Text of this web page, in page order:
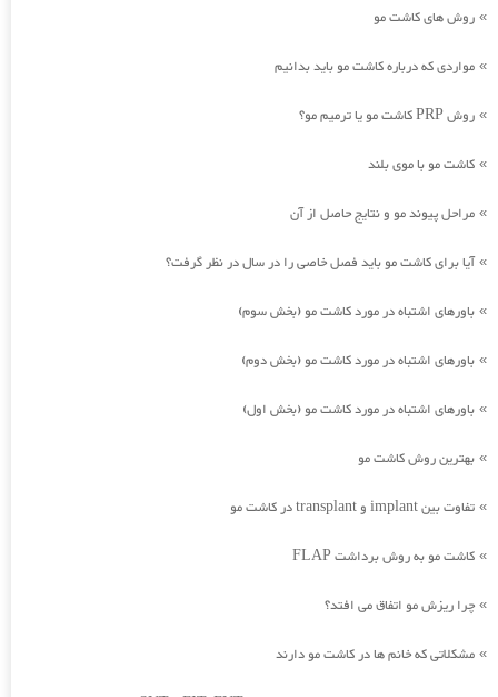
» روش های کاشت مو
» مواردی که درباره کاشت مو باید بدانیم
» روش PRP کاشت مو یا ترمیم مو؟
» کاشت مو با موی بلند
» مراحل پیوند مو و نتایج حاصل از آن
»آیا برای کاشت مو باید فصل خاصی را در سال در نظر گرفت؟
» باورهای اشتباه در مورد کاشت مو (بخش سوم)
» باورهای اشتباه در مورد کاشت مو (بخش دوم)
» باورهای اشتباه در مورد کاشت مو (بخش اول)
» بهترین روش کاشت مو
» تفاوت بین implant و transplant در کاشت مو
» کاشت مو به روش برداشت FLAP
» چرا ریزش مو اتفاق می افتد؟
» مشکلاتی که خانم ها در کاشت مو دارند